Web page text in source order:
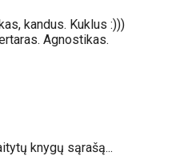
kandus. Kuklus :)))
Agnostikas.
knygų sąrašą...